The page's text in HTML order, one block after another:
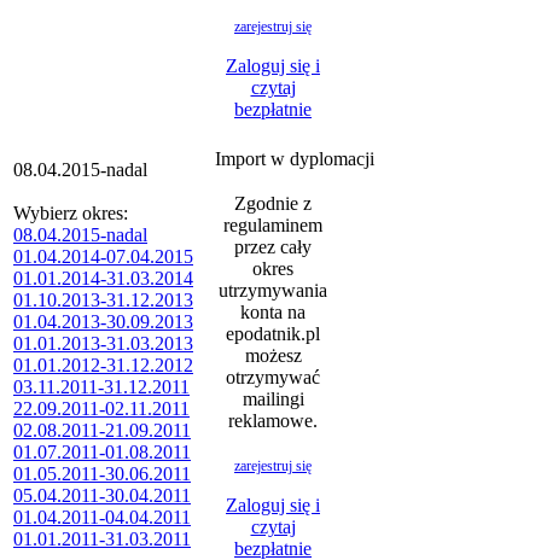
08.04.2015-nadal
Wybierz okres:
08.04.2015-nadal
01.04.2014-07.04.2015
01.01.2014-31.03.2014
01.10.2013-31.12.2013
01.04.2013-30.09.2013
01.01.2013-31.03.2013
01.01.2012-31.12.2012
03.11.2011-31.12.2011
22.09.2011-02.11.2011
02.08.2011-21.09.2011
01.07.2011-01.08.2011
01.05.2011-30.06.2011
05.04.2011-30.04.2011
01.04.2011-04.04.2011
01.01.2011-31.03.2011
zarejestruj się
Zaloguj się i
czytaj
bezpłatnie
Import w dyplomacji
Zgodnie z
regulaminem
przez cały
okres
utrzymywania
konta na
epodatnik.pl
możesz
otrzymywać
mailingi
reklamowe.
zarejestruj się
Zaloguj się i
czytaj
bezpłatnie